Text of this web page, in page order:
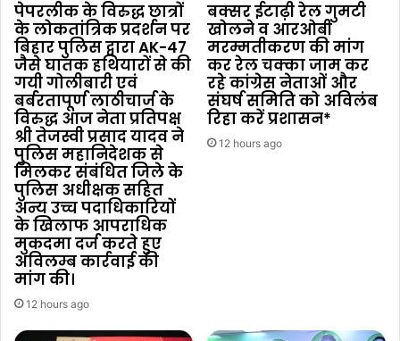
पेपरलीक के विरुद्ध छात्रों
के लोकतांत्रिक प्रदर्शन पर
बिहार पुलिस द्वारा AK-47
जैसे घातक हथियारों से की
गयी गोलीबारी एवं
बर्बरतापूर्ण लाठीचार्ज के
विरुद्ध आज नेता प्रतिपक्ष
श्री तेजस्वी प्रसाद यादव ने
पुलिस महानिदेशक से
मिलकर संबंधित जिले के
पुलिस अधीक्षक सहित
अन्य उच्च पदाधिकारियों
के खिलाफ आपराधिक
मुकदमा दर्ज करते हुए
अविलम्ब कार्रवाई की
मांग की।
12 hours ago
बक्सर ईटाढ़ी रेल गुमटी
खोलने व आरओबी
मरम्मतीकरण की मांग
कर रेल चक्का जाम कर
रहे कांग्रेस नेताओं और
संघर्ष समिति को अविलंब
रिहा करें प्रशासन*
12 hours ago